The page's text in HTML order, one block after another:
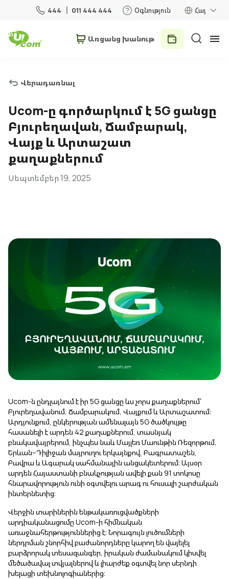
444 011 444 444 Օգնություն Հայ
Տան համար
Շարժական կապ
Uplay Նոր
Առցանց խանութ
Վերադառնալ
Ucom-ը գործարկում է 5G ցանցը
Բյուրեղավան, Ճամբարակ,
Վայք և Արտաշատ
քաղաքներում
Սեպտեմբեր 19, 2025
Ucom-ն ընդլայնում էիր 5G ցանցը ևս չորս քաղաքներում՝
Բյուրեղավանում, Ճամբարակում, Վայքում և Արտաշատում։
Արդյունքում, ընկերության ամենալայն 5G ծածկույթը
հասանելի է արդեն 42 քաղաքներում, տասնյակ
բնակավայրերում, ինչպես նաև Մայլեռ Մաունթին Ռեզորթում,
Երևան–Դիլիջան մայրուղու երկայնքով, Բագրատաշեն,
Բավրա և Ագարակ սահմանային անցակետերում։ Այսօր
արդեն Հայաստանի բնակչության ավելի քան 91 տոկոսը
հնարավորություն ունի օգտվելու արագ ու հուսալի շարժական
ինտերնետից։
Վերջին տարիներին ենթակառուցվածքների
արդիականացումը Ucom-ի հիմնական
առաջնահերթություններից է։ Նորագույն լուծումների
ներդրման շնորհիվ բաժանորդները կարող են վայելել
բարձրորակ տեսազանգեր, իրական ժամանակում կիսվել
մեծածավալ տվյալներով և լիարժեք օգտվել նոր սերնդի
խելացի տեխնոլոգիաներից։